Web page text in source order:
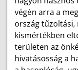
végén arra a
ország tűzoltási,
kismértékben
területen az
hivatásosság a